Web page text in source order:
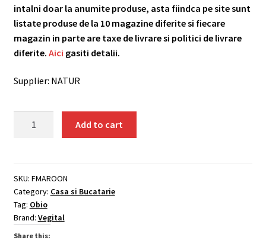
intalni doar la anumite produse, asta fiindca pe site sunt
listate produse de la 10 magazine diferite si fiecare
magazin in parte are taxe de livrare si politici de livrare
diferite. Aici gasiti detalii.
Supplier: NATUR
cu
racitor
Vegital,
maro,
1.2
Add to cart
SKU: FMAROON
Category: Casa si Bucatarie
Tag: Obio
Brand: Vegital
Share this: